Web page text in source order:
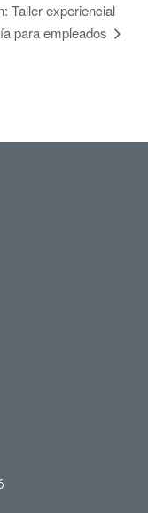
Taller experiencial
para empleados